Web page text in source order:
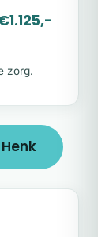
niet
In
zorg.